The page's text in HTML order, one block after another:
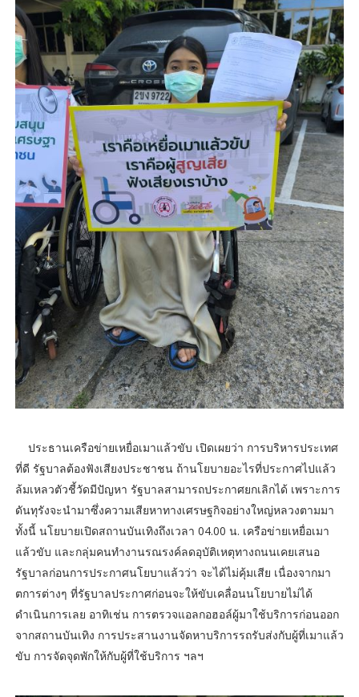
ประธานเครือข่ายเหยื่อเมาแล้วขับ เปิดเผยว่า การบริหารประเทศ
ที่ดี รัฐบาลต้องฟังเสียงประชาชน ถ้านโยบายอะไรที่ประกาศไปแล้ว
ล้มเหลวตัวชี้วัดมีปัญหา รัฐบาลสามารถประกาศยกเลิกได้ เพราะการ
ดันทุรังจะนำมาซึ่งความเสียหาทางเศรษฐกิจอย่างใหญ่หลวงตามมา
ทั้งนี้ นโยบายเปิดสถานบันเทิงถึงเวลา 04.00 น. เครือข่ายเหยื่อเมา
แล้วขับ และกลุ่มคนทำงานรณรงค์ลดอุบัติเหตุทางถนนเคยเสนอ
รัฐบาลก่อนการประกาศนโยบาแล้วว่า จะได้ไม่คุ้มเสีย เนื่องจากมา
ตการต่างๆ ที่รัฐบาลประกาศก่อนจะให้ขับเคลื่อนนโยบายไม่ได้
ดำเนินการเลย อาทิเช่น การตรวจแอลกอฮอล์ผู้มาใช้บริการก่อนออก
จากสถานบันเทิง การประสานงานจัดหาบริการรถรับส่งกับผู้ที่เมาแล้ว
ขับ การจัดจุดพักให้กับผู้ที่ใช้บริการ ฯลฯ